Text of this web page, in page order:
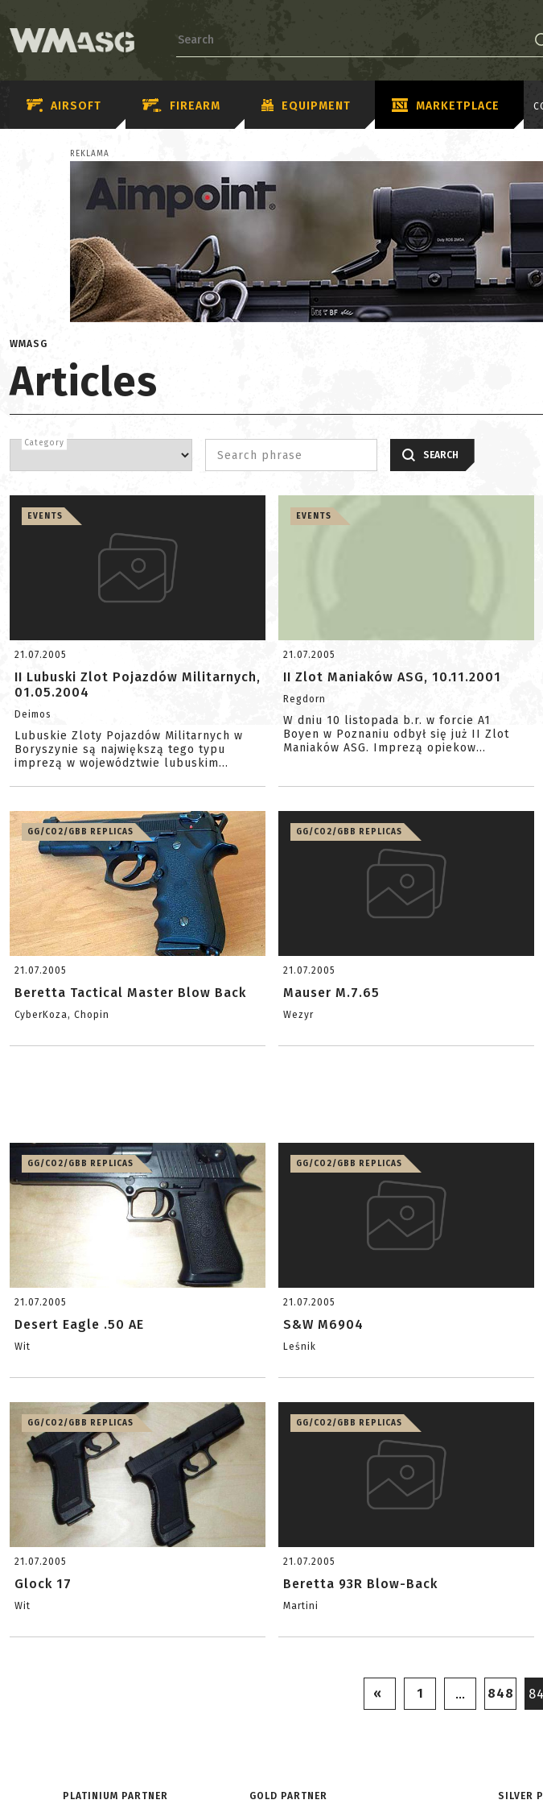
AIRSOFT FIREARM EQUIPMENT MARKETPLACE
REKLAMA
WMASG
Articles
Category
Search phrase SEARCH
EVENTS
21.07.2005
II Lubuski Zlot Pojazdów Militarnych,
01.05.2004
Deimos
Lubuskie Zloty Pojazdów Militarnych w
Boryszynie są największą tego typu
imprezą w województwie lubuskim...
EVENTS
21.07.2005
II Zlot Maniaków ASG, 10.11.2001
Regdorn
W dniu 10 listopada b.r. w forcie A1
Boyen w Poznaniu odbył się już II Zlot
Maniaków ASG. Imprezą opiekow...
GG/CO2/GBB REPLICAS
21.07.2005
Beretta Tactical Master Blow Back
CyberKoza, Chopin
GG/CO2/GBB REPLICAS
21.07.2005
Mauser M.7.65
Wezyr
GG/CO2/GBB REPLICAS
21.07.2005
Desert Eagle .50 AE
Wit
GG/CO2/GBB REPLICAS
21.07.2005
S&W M6904
Leśnik
GG/CO2/GBB REPLICAS
21.07.2005
Glock 17
Wit
GG/CO2/GBB REPLICAS
21.07.2005
Beretta 93R Blow-Back
Martini
« 1 … 848
PLATINIUM PARTNER GOLD PARTNER SILVER